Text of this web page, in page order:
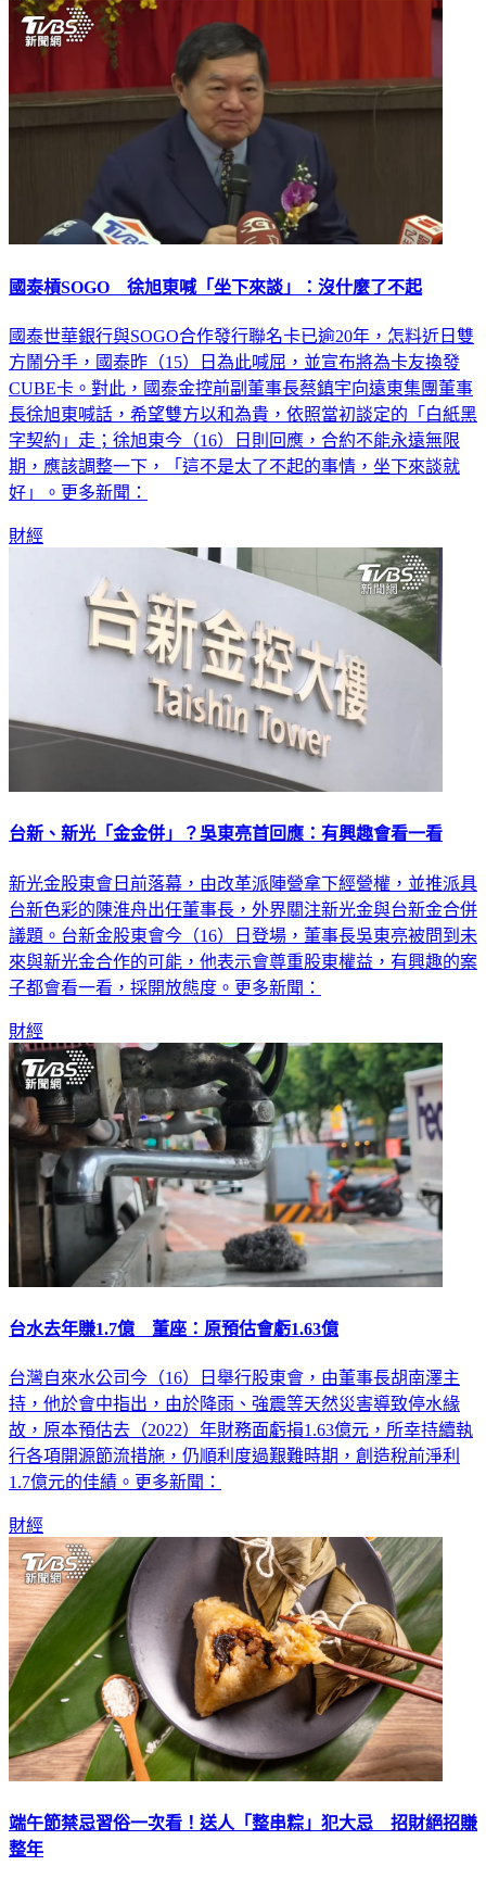
國泰槓SOGO 徐旭東喊「坐下來談」：沒什麼了不起
國泰世華銀行與SOGO合作發行聯名卡已逾20年，怎料近日雙
方鬧分手，國泰昨（15）日為此喊屈，並宣布將為卡友換發
CUBE卡。對此，國泰金控前副董事長蔡鎮宇向遠東集團董事
長徐旭東喊話，希望雙方以和為貴，依照當初談定的「白紙黑
字契約」走；徐旭東今（16）日則回應，合約不能永遠無限
期，應該調整一下，「這不是太了不起的事情，坐下來談就
好」。更多新聞：
財經
台新、新光「金金併」？吳東亮首回應：有興趣會看一看
新光金股東會日前落幕，由改革派陣營拿下經營權，並推派具
台新色彩的陳淮舟出任董事長，外界關注新光金與台新金合併
議題。台新金股東會今（16）日登場，董事長吳東亮被問到未
來與新光金合作的可能，他表示會尊重股東權益，有興趣的案
子都會看一看，採開放態度。更多新聞：
財經
台水去年賺1.7億 董座：原預估會虧1.63億
台灣自來水公司今（16）日舉行股東會，由董事長胡南澤主
持，他於會中指出，由於降雨、強震等天然災害導致停水緣
故，原本預估去（2022）年財務面虧損1.63億元，所幸持續執
行各項開源節流措施，仍順利度過艱難時期，創造稅前淨利
1.7億元的佳績。更多新聞：
財經
端午節禁忌習俗一次看！送人「整串粽」犯大忌 招財絕招賺
整年